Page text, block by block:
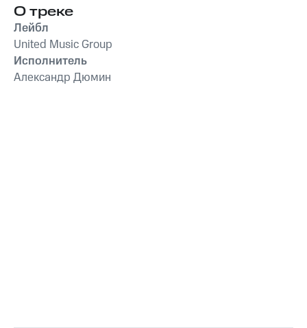
О треке
Лейбл
United Music Group
Исполнитель
Александр Дюмин